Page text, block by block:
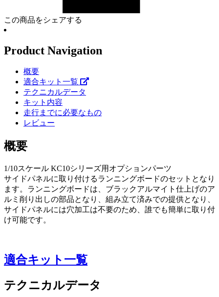
この商品をシェアする
Product Navigation
概要
適合キット一覧
テクニカルデータ
キット内容
走行までに必要なもの
レビュー
概要
1/10スケール KC10シリーズ用オプションパーツ
サイドパネルに取り付けるランニングボードのセットとなり
ます。ランニングボードは、ブラックアルマイト仕上げのア
ルミ削り出しの部品となり、組み立て済みでの提供となり、
サイドパネルには穴加工は不要のため、誰でも簡単に取り付
け可能です。
適合キット一覧
テクニカルデータ